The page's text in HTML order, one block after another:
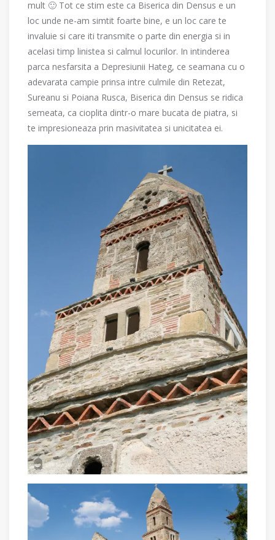
mult 🙂 Tot ce stim este ca Biserica din Densus e un
loc unde ne-am simtit foarte bine, e un loc care te
invaluie si care iti transmite o parte din energia si in
acelasi timp linistea si calmul locurilor. In intinderea
parca nesfarsita a Depresiunii Hateg, ce seamana cu o
adevarata campie prinsa intre culmile din Retezat,
Sureanu si Poiana Rusca, Biserica din Densus se ridica
semeata, ca cioplita dintr-o mare bucata de piatra, si
te impresioneaza prin masivitatea si unicitatea ei.